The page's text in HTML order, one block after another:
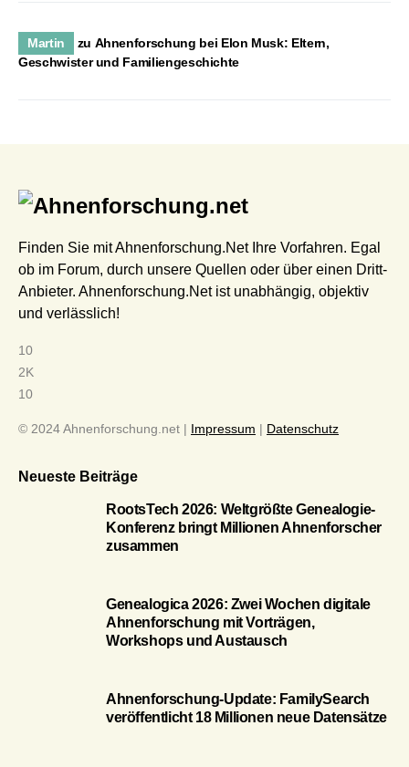
Martin zu Ahnenforschung bei Elon Musk: Eltern,
Geschwister und Familiengeschichte
Finden Sie mit Ahnenforschung.Net Ihre Vorfahren. Egal
ob im Forum, durch unsere Quellen oder über einen Dritt-
Anbieter. Ahnenforschung.Net ist unabhängig, objektiv
und verlässlich!
10
2K
10
© 2024 Ahnenforschung.net | Impressum | Datenschutz
Neueste Beiträge
RootsTech 2026: Weltgrößte Genealogie-
Konferenz bringt Millionen Ahnenforscher
zusammen
Genealogica 2026: Zwei Wochen digitale
Ahnenforschung mit Vorträgen,
Workshops und Austausch
Ahnenforschung-Update: FamilySearch
veröffentlicht 18 Millionen neue Datensätze